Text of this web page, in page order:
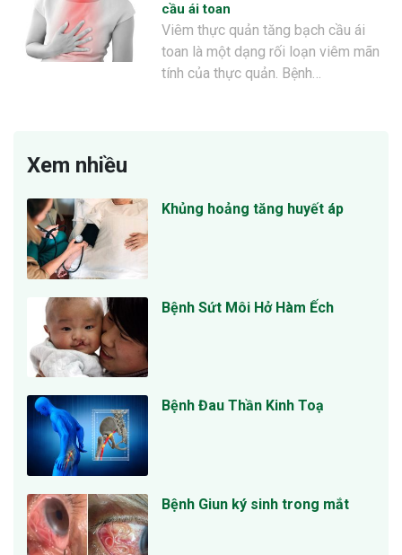
cầu ái toan
Viêm thực quản tăng bạch cầu ái
toan là một dạng rối loạn viêm mãn
tính của thực quản. Bệnh…
Xem nhiều
Khủng hoảng tăng huyết áp
Bệnh Sứt Môi Hở Hàm Ếch
Bệnh Đau Thần Kinh Toạ
Bệnh Giun ký sinh trong mắt